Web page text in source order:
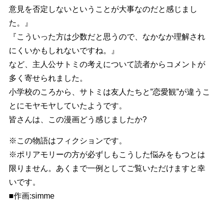
意見を否定しないということが大事なのだと感じまし
た。』
『こういった方は少数だと思うので、なかなか理解され
にくいかもしれないですね。』
など、主人公サトミの考えについて読者からコメントが
多く寄せられました。
小学校のころから、サトミは友人たちと”恋愛観”が違うこ
とにモヤモヤしていたようです。
皆さんは、この漫画どう感じましたか?
※この物語はフィクションです。
※ポリアモリーの方が必ずしもこうした悩みをもつとは
限りません。あくまで一例としてご覧いただけますと幸
いです。
■作画:simme